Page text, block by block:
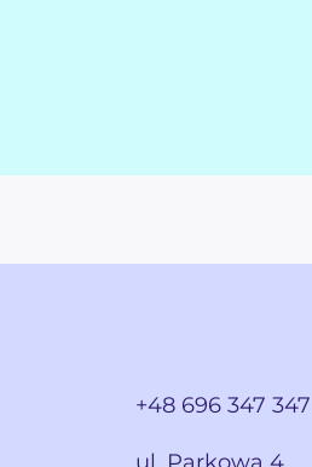
+48 696 347 347